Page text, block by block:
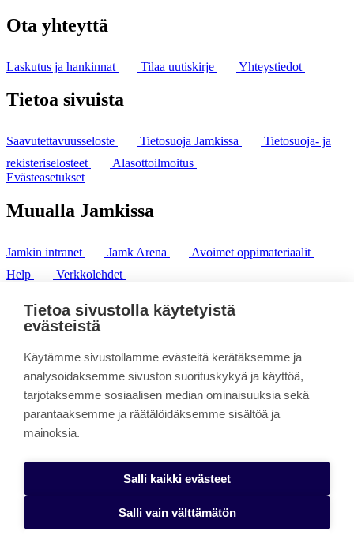
Ota yhteyttä
Laskutus ja hankinnat Tilaa uutiskirje Yhteystiedot
Tietoa sivuista
Saavutettavuusseloste Tietosuoja Jamkissa
Tietosuoja- ja
rekisteriselosteet
Alasottoilmoitus
Evästeasetukset
Muualla Jamkissa
Jamkin intranet Jamk Arena
Avoimet oppimateriaalit
Help
Verkkolehdet
puh. +358 20 743 8100
fax. +358 14 449 9694
Tietoa sivustolla käytetyistä
evästeistä
Käytämme sivustollamme evästeitä kerätäksemme ja
analysoidaksemme sivuston suorituskykyä ja käyttöä,
tarjotaksemme sosiaalisen median ominaisuuksia sekä
parantaaksemme ja räätälöidäksemme sisältöä ja
mainoksia.
Salli kaikki evästeet
Salli vain välttämätön